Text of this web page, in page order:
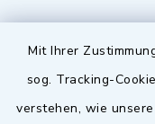
Mit Ihrer
sog. Tracking-
verstehen, wie
Quicklinks